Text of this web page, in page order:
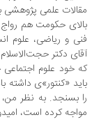
علمی پژوهشی
حکومت هم رواج پیدا
و ریاضی، علوم انسانی
دکتر حجت‌الاسلام
خود علوم اجتماعی
«کنتور»ی داشته
بسنجد. به نظر من، این
کرده است، امیدوارم